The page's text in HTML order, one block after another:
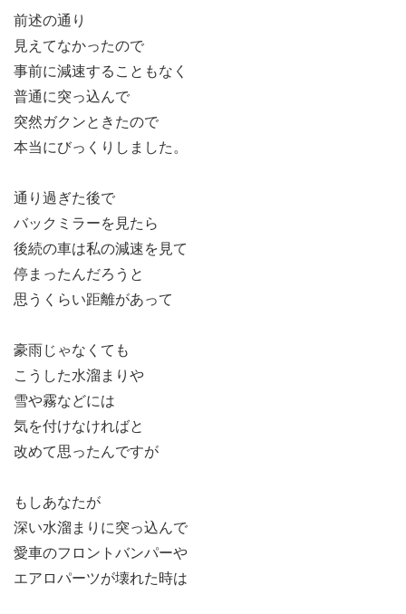
前述の通り
見えてなかったので
事前に減速することもなく
普通に突っ込んで
突然ガクンときたので
本当にびっくりしました。
通り過ぎた後で
バックミラーを見たら
後続の車は私の減速を見て
停まったんだろうと
思うくらい距離があって
豪雨じゃなくても
こうした水溜まりや
雪や霧などには
気を付けなければと
改めて思ったんですが
もしあなたが
深い水溜まりに突っ込んで
愛車のフロントバンパーや
エアロパーツが壊れた時は